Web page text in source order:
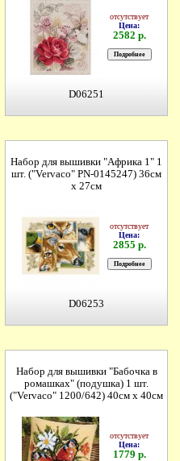
отсутствует
Цена:
2582 р.
D06251
Набор для вышивки "Африка 1" 1
шт. ("Vervaco" PN-0145247) 36см
х 27см
отсутствует
Цена:
2855 р.
D06253
Набор для вышивки "Бабочка в
ромашках" (подушка) 1 шт.
("Vervaco" 1200/642) 40см х 40см
отсутствует
Цена:
1779 р.